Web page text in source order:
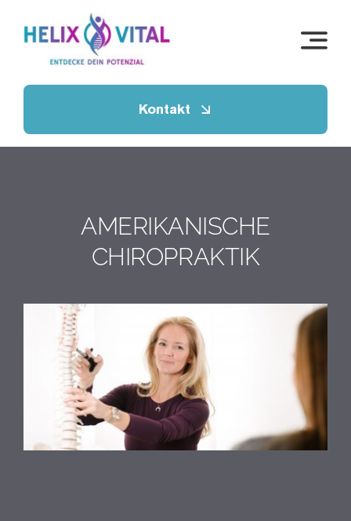
Kontakt
AMERIKANISCHE
CHIROPRAKTIK